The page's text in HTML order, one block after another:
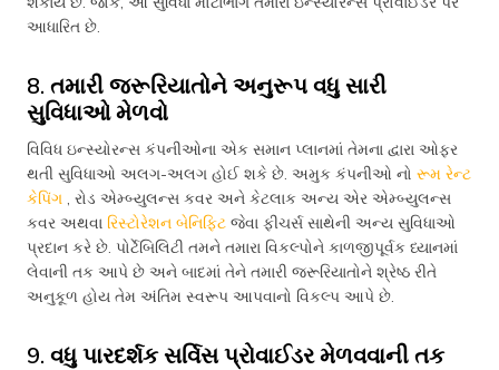
આધારિત છે.
8. તમારી જરૂરિયાતોને અનુરૂપ વધુ સારી
સુવિધાઓ મેળવો
વિવિધ ઇન્સ્યોરન્સ કંપનીઓના એક સમાન પ્લાનમાં તેમના દ્વારા ઓફર
થતી સુવિધાઓ અલગ-અલગ હોઈ શકે છે. અમુક કંપનીઓ નો રૂમ રેન્ટ
કેપિંગ , રોડ એમ્બ્યુલન્સ કવર અને કેટલાક અન્ય એર એમ્બ્યુલન્સ
કવર અથવા રિસ્ટોરેશન બેનિફિટ જેવા ફીચર્સ સાથેની અન્ય સુવિધાઓ
પ્રદાન કરે છે. પોર્ટેબિલિટી તમને તમારા વિકલ્પોને કાળજીપૂર્વક ધ્યાનમાં
લેવાની તક આપે છે અને બાદમાં તેને તમારી જરૂરિયાતોને શ્રેષ્ઠ રીતે
અનુકૂળ હોય તેમ અંતિમ સ્વરૂપ આપવાનો વિકલ્પ આપે છે.
9. વધુ પારદર્શક સર્વિસ પ્રોવાઈડર મેળવવાની તક